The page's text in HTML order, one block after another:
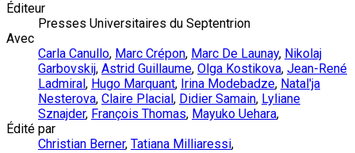
Éditeur
Presses Universitaires du Septentrion
Avec
Carla Canullo, Marc Crépon, Marc De Launay, Nikolaj
Garbovskij, Astrid Guillaume, Olga Kostikova, Jean-René
Ladmiral , Hugo Marquant, Irina Modebadze, Natal'ja
Nesterova, Claire Placial , Didier Samain, Lyliane
Sznajder, François Thomas, Mayuko Uehara,
Édité par
Christian Berner, Tatiana Milliaressi,